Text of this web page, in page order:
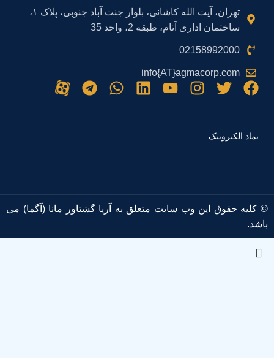
تهران، آیت الله کاشانی، بلوار جنت آباد جنوبی، پلاک ۱،
ساختمان اداری آتام، طبقه 2، واحد 35
02158992000
info{AT}agmacorp.com
نماد الکترونیک
© کلیه حقوق این وب سایت متعلق به آریا گشتاور مانا (آگما) می
باشد.